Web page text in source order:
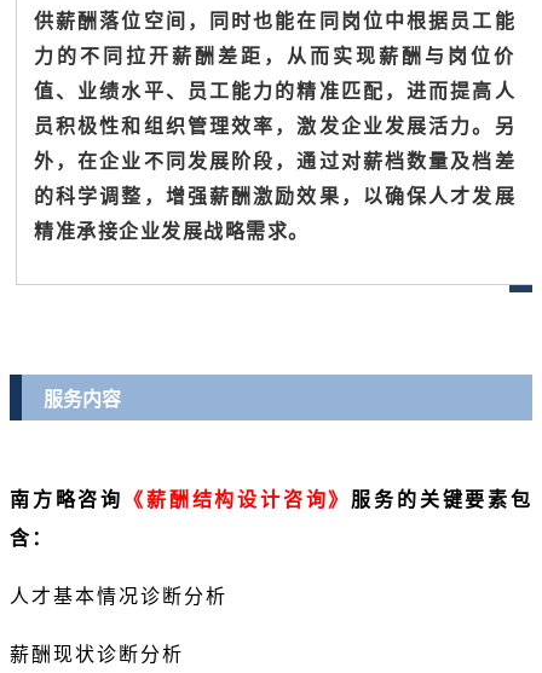
供薪酬落位空间，同时也能在同岗位中根据员工能
力的不同拉开薪酬差距，从而实现薪酬与岗位价
值、业绩水平、员工能力的精准匹配，进而提高人
员积极性和组织管理效率，激发企业发展活力。另
外，在企业不同发展阶段，通过对薪档数量及档差
的科学调整，增强薪酬激励效果，以确保人才发展
精准承接企业发展战略需求。
服务内容
南方略咨询 《薪酬结构设计咨询》 服务的关键要素包
含：
人才基本情况诊断分析
薪酬现状诊断分析